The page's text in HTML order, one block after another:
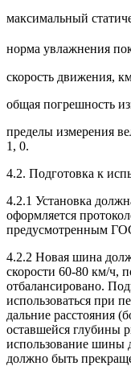
максимальный
норма увлажнения
скорость движения,
общая погрешность
пределы измерения
1, 0.
4.2. Подготовка к
4.2.1 Установка
оформляется
предусмотренным
4.2.2 Новая шина
скорости 60-80 км/ч,
отбалансировано.
использоваться при
дальние расстояния
оставшейся глубины
использование шины
должно быть